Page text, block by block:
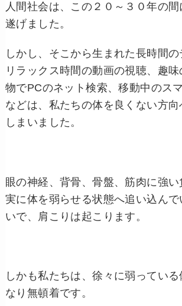
人間社会は、この２０～３０年の
遂げました。
しかし、そこから生まれた長時間の
リラックス時間の動画の視聴、趣
物でPCのネット検索、移動中のス
などは、私たちの体を良くない方
しまいました。
眼の神経、背骨、骨盤、筋肉に強
実に体を弱らせる状態へ追い込ん
いで、肩こりは起こります。
しかも私たちは、徐々に弱ってい
なり無頓着です。